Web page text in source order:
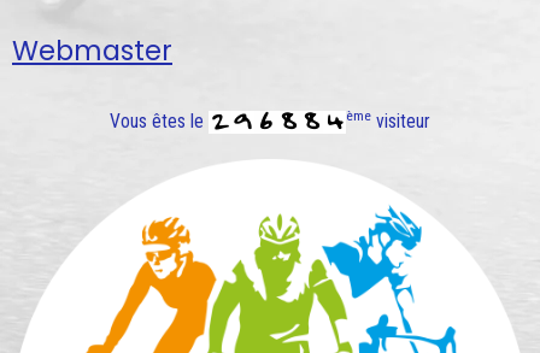
Webmaster
Vous êtes le ème visiteur